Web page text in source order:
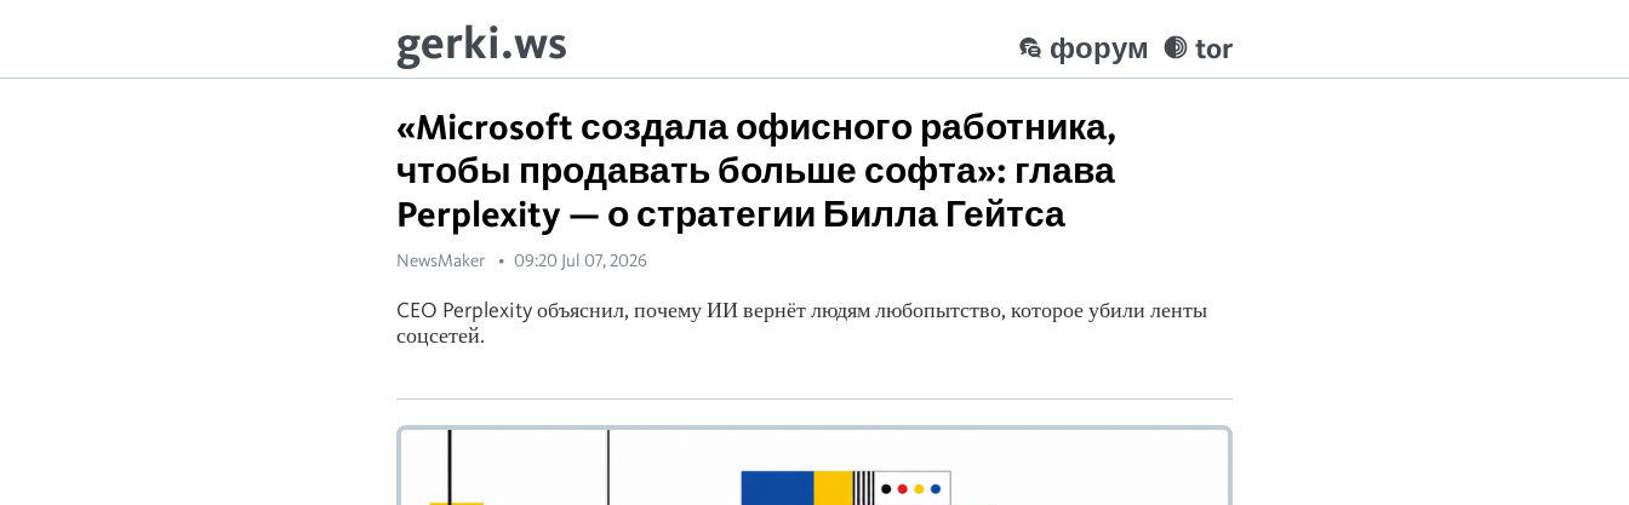
gerki.ws tor
форум
«Microsoft создала офисного работника,
чтобы продавать больше софта»: глава
Perplexity — о стратегии Билла Гейтса
NewsMaker 09:20 Jul 07, 2026
CEO Perplexity объяснил, почему ИИ вернёт людям любопытство, которое убили ленты
соцсетей.